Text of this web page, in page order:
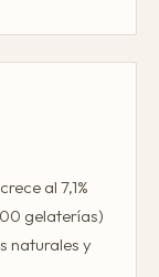
al 7,1%
gelaterías)
naturales y